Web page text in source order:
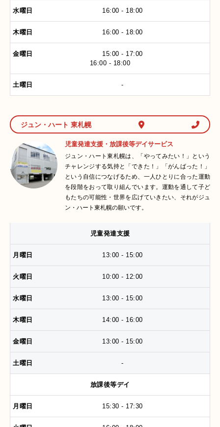
16:00 - 18:00
16:00 - 18:00
15:00 - 17:00
16:00 - 18:00
-
ジュン・ハート 東札幌
児童発達支援・放課後等デイサービス
ジュン・ハート東札幌は、「やってみたい！」という
チャレンジする気持と「できた！」「がんばった！」
という自信につなげるため、一人ひとりに合った運動
を段階をおって取り組んでいます。運動を通して子ど
もたちの可能性・世界を広げていきたい、それがジュ
ン・ハート東札幌の願いです。
児童発達支援
13:00 - 15:00
10:00 - 12:00
13:00 - 15:00
14:00 - 16:00
13:00 - 15:00
-
放課後等デイ
15:30 - 17:30